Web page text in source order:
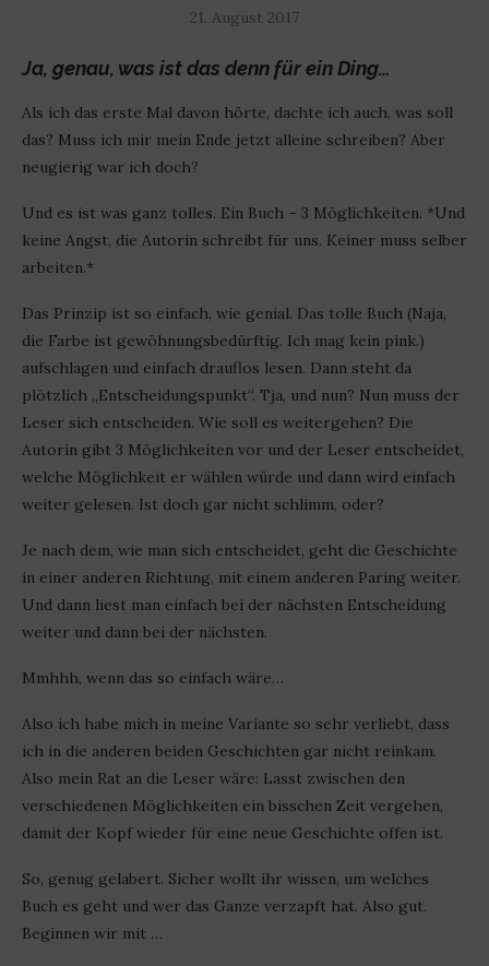
21. August 2017
Ja, genau, was ist das denn für ein Ding…
Als ich das erste Mal davon hörte, dachte ich auch, was soll
das? Muss ich mir mein Ende jetzt alleine schreiben? Aber
neugierig war ich doch?
Und es ist was ganz tolles. Ein Buch – 3 Möglichkeiten. *Und
keine Angst, die Autorin schreibt für uns. Keiner muss selber
arbeiten.*
Das Prinzip ist so einfach, wie genial. Das tolle Buch (Naja,
die Farbe ist gewöhnungsbedürftig. Ich mag kein pink.)
aufschlagen und einfach drauflos lesen. Dann steht da
plötzlich „Entscheidungspunkt“. Tja, und nun? Nun muss der
Leser sich entscheiden. Wie soll es weitergehen? Die
Autorin gibt 3 Möglichkeiten vor und der Leser entscheidet,
welche Möglichkeit er wählen würde und dann wird einfach
weiter gelesen. Ist doch gar nicht schlimm, oder?
Je nach dem, wie man sich entscheidet, geht die Geschichte
in einer anderen Richtung, mit einem anderen Paring weiter.
Und dann liest man einfach bei der nächsten Entscheidung
weiter und dann bei der nächsten.
Mmhhh, wenn das so einfach wäre…
Also ich habe mich in meine Variante so sehr verliebt, dass
ich in die anderen beiden Geschichten gar nicht reinkam.
Also mein Rat an die Leser wäre: Lasst zwischen den
verschiedenen Möglichkeiten ein bisschen Zeit vergehen,
damit der Kopf wieder für eine neue Geschichte offen ist.
So, genug gelabert. Sicher wollt ihr wissen, um welches
Buch es geht und wer das Ganze verzapft hat. Also gut.
Beginnen wir mit …